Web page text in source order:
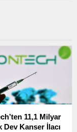
11,1 Milyar
Dev Kanser İlacı